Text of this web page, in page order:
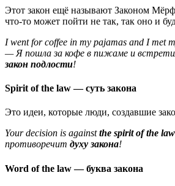
Этот закон ещё называют Законом
что-то может пойти не так, так оно и
I went for coffee in my pajamas and I met
— Я пошла за кофе в пижаме и
закон подлости!
Spirit of the law — суть закона
Это идеи, которые люди, создавшие
Your decision is againstthe spirit of the law
противоречит духу закона!
Word of the law — буква закона